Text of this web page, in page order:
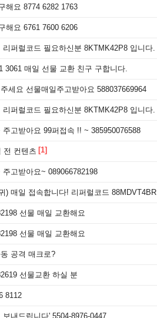
해요 8774 6282 1763
해요 6761 7600 6206
리퍼럴코드 필요하신분 8KTMK42P8 입니다.
3061 매일 선물 교환 친구 구합니다.
세요 선물매일주고받아요 588037669964
리퍼럴코드 필요하신분 8KTMK42P8 입니다.
주고받아요 99퍼접속 !! ~ 385950076588
전 컨텐츠 [1]
주고받아요~ 089066782198
) 매일 접속합니다! 리퍼럴코드 88MDVT4BR
선물 매일 교환해요
선물 매일 교환해요
공격 매크로?
선물교환 하실 분
8112
보내드립니다' 5504-8976-0447